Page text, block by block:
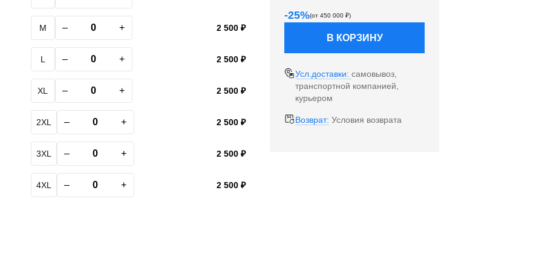
M – + 2 500 ₽
L – + 2 500 ₽
XL – + 2 500 ₽
2XL – + 2 500 ₽
3XL – + 2 500 ₽
4XL – + 2 500 ₽
-25%(от450 000 ₽)
В КОРЗИНУ
Усл.доставки:самовывоз,
транспортной компанией,
курьером
Возврат: Условия возврата